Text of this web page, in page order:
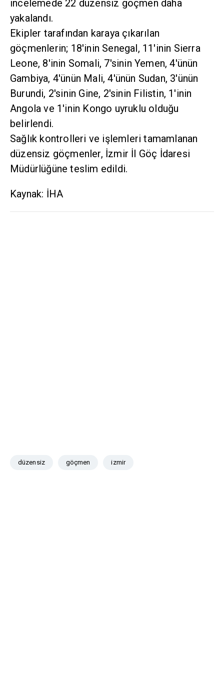
incelemede 22 düzensiz göçmen daha
yakalandı.
Ekipler tarafından karaya çıkarılan
göçmenlerin; 18'inin Senegal, 11'inin Sierra
Leone, 8'inin Somali, 7'sinin Yemen, 4'ünün
Gambiya, 4'ünün Mali, 4'ünün Sudan, 3'ünün
Burundi, 2'sinin Gine, 2'sinin Filistin, 1'inin
Angola ve 1'inin Kongo uyruklu olduğu
belirlendi.
Sağlık kontrolleri ve işlemleri tamamlanan
düzensiz göçmenler, İzmir İl Göç İdaresi
Müdürlüğüne teslim edildi.
Kaynak: İHA
düzensiz göçmen izmir